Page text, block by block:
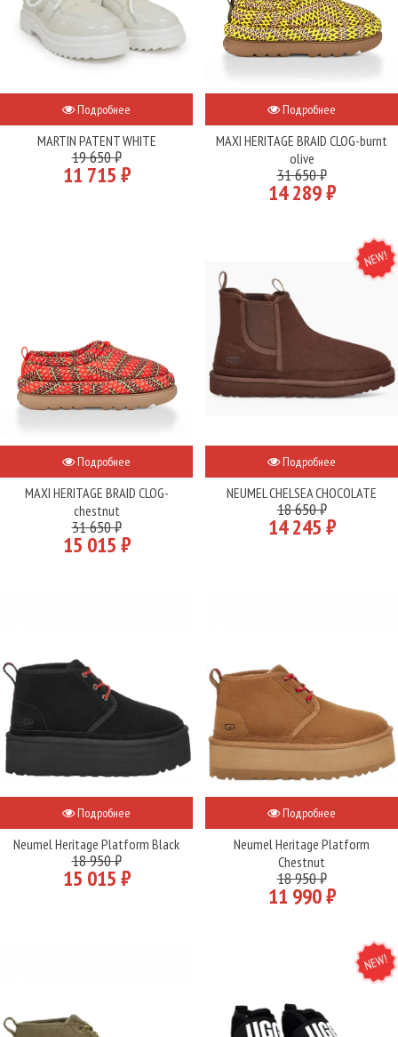
Подробнее
MARTIN PATENT WHITE
19 650 ₽
11 715 ₽
Подробнее
MAXI HERITAGE BRAID CLOG-burnt
olive
31 650 ₽
14 289 ₽
Подробнее
MAXI HERITAGE BRAID CLOG-
chestnut
31 650 ₽
15 015 ₽
NEW
Подробнее
NEUMEL CHELSEA CHOCOLATE
18 650 ₽
14 245 ₽
Подробнее
Neumel Heritage Platform Black
18 950 ₽
15 015 ₽
Подробнее
Neumel Heritage Platform
Chestnut
18 950 ₽
11 990 ₽
NEW